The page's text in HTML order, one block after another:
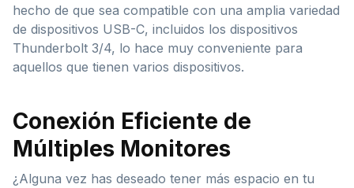
hecho de que sea compatible con una amplia variedad
de dispositivos USB-C, incluidos los dispositivos
Thunderbolt 3/4, lo hace muy conveniente para
aquellos que tienen varios dispositivos.
Conexión Eficiente de
Múltiples Monitores
¿Alguna vez has deseado tener más espacio en tu